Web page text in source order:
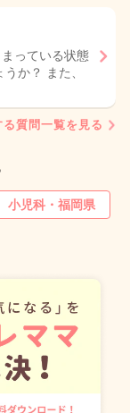
っている状態
か？ また、
る質問一覧を見る
小児科・福岡県